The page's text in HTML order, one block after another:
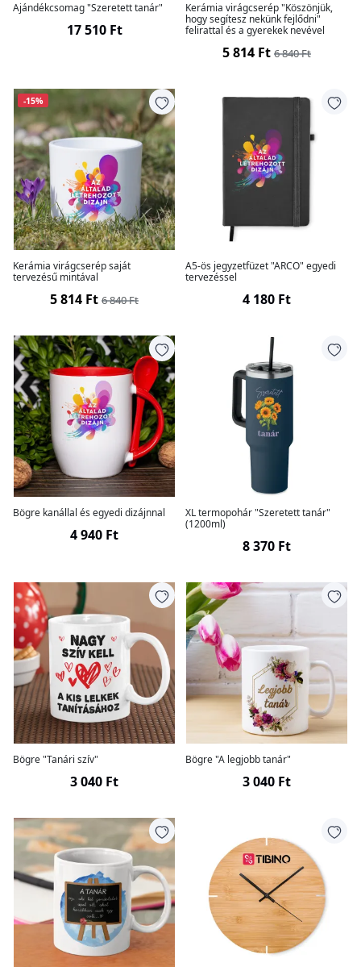
Ajándékcsomag "Szeretett tanár"
17 510 Ft
Kerámia virágcserép "Köszönjük,
hogy segítesz nekünk fejlődni"
felirattal és a gyerekek nevével
5 814 Ft 6 840 Ft
-15%
Kerámia virágcserép saját
tervezésű mintával
5 814 Ft 6 840 Ft
A5-ös jegyzetfüzet "ARCO" egyedi
tervezéssel
4 180 Ft
Bögre kanállal és egyedi dizájnnal
4 940 Ft
XL termopohár "Szeretett tanár"
(1200ml)
8 370 Ft
Bögre "Tanári szív"
3 040 Ft
Bögre "A legjobb tanár"
3 040 Ft